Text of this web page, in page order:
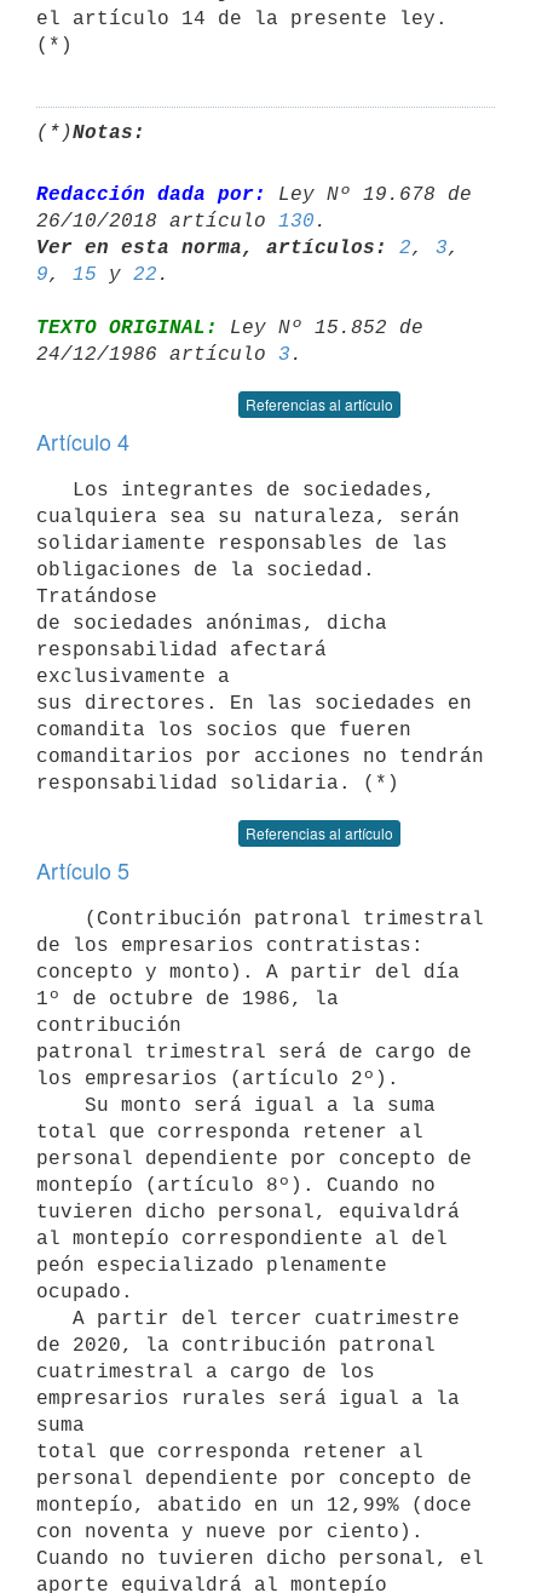
el artículo 14 de la presente ley.
(*)
(*)Notas:
Redacción dada por:
Ley Nº 19.678 de
26/10/2018 artículo 130
Ver en esta norma, artículos:
2, 3
9, 15 y 22
TEXTO ORIGINAL:
Ley Nº 15.852 de
24/12/1986 artículo 3
Referencias al artículo
Artículo 4
cualquiera sea su naturaleza, serán
solidariamente responsables de las
obligaciones de la sociedad.
Tratándose
de sociedades anónimas, dicha
responsabilidad afectará
exclusivamente a
sus directores. En las sociedades en
comandita los socios que fueren
comanditarios por acciones no tendrán
Referencias al artículo
Artículo 5
de los empresarios contratistas:
concepto y monto). A partir del día
1º de octubre de 1986, la
contribución
patronal trimestral será de cargo de
los empresarios (artículo 2º).
total que corresponda retener al
personal dependiente por concepto de
montepío (artículo 8º). Cuando no
tuvieren dicho personal, equivaldrá
al montepío correspondiente al del
peón especializado plenamente
ocupado.
de 2020, la contribución patronal
cuatrimestral a cargo de los
empresarios rurales será igual a la
suma
total que corresponda retener al
personal dependiente por concepto de
montepío, abatido en un 12,99% (doce
con noventa y nueve por ciento).
Cuando no tuvieren dicho personal, el
aporte equivaldrá al montepío